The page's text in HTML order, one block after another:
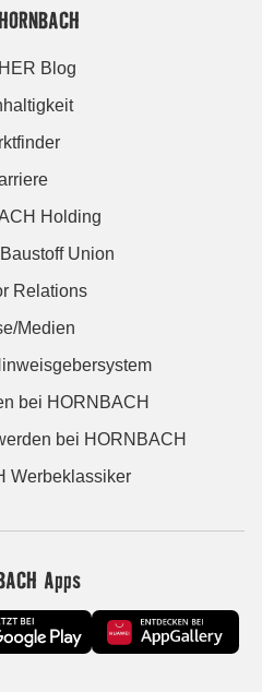
Blog
Holding
Union
Relations
Medien
bei HORNBACH
bei HORNBACH
Werbeklassiker
Apps